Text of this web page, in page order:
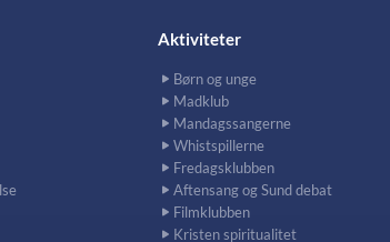
Aktiviteter
Børn og unge
Madklub
Mandagssangerne
Whistspillerne
Fredagsklubben
Aftensang og Sund debat
Filmklubben
Kristen spiritualitet